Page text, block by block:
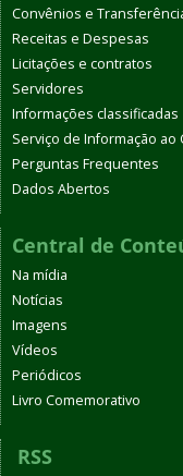
Convênios e
Receitas e Despesas
Licitações e contratos
Servidores
Informações classificadas
Serviço de Informação ao
Perguntas Frequentes
Dados Abertos
Central de
Na mídia
Notícias
Imagens
Vídeos
Periódicos
Livro Comemorativo
RSS